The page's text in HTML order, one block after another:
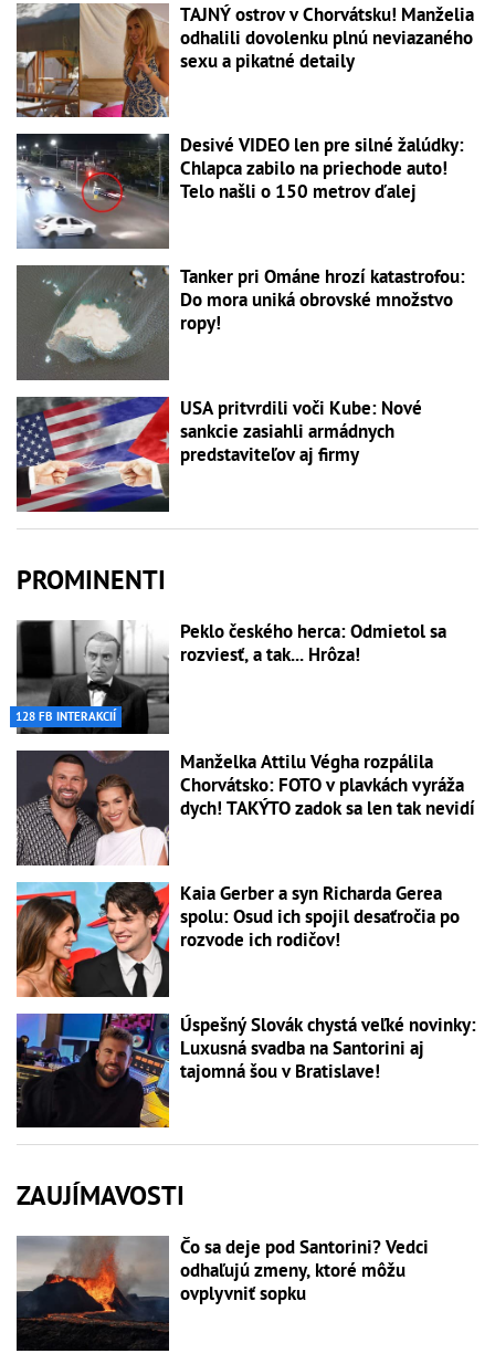
TAJNÝ ostrov v Chorvátsku! Manželia
odhalili dovolenku plnú neviazaného
sexu a pikatné detaily
Desivé VIDEO len pre silné žalúdky:
Chlapca zabilo na priechode auto!
Telo našli o 150 metrov ďalej
Tanker pri Ománe hrozí katastrofou:
Do mora uniká obrovské množstvo
ropy!
USA pritvrdili voči Kube: Nové
sankcie zasiahli armádnych
predstaviteľov aj firmy
PROMINENTI
128 FB INTERAKCIÍ
Peklo českého herca: Odmietol sa
rozviesť, a tak... Hrôza!
Manželka Attilu Végha rozpálila
Chorvátsko: FOTO v plavkách vyráža
dych! TAKÝTO zadok sa len tak nevidí
Kaia Gerber a syn Richarda Gerea
spolu: Osud ich spojil desaťročia po
rozvode ich rodičov!
Úspešný Slovák chystá veľké novinky:
Luxusná svadba na Santorini aj
tajomná šou v Bratislave!
ZAUJÍMAVOSTI
Čo sa deje pod Santorini? Vedci
odhaľujú zmeny, ktoré môžu
ovplyvniť sopku